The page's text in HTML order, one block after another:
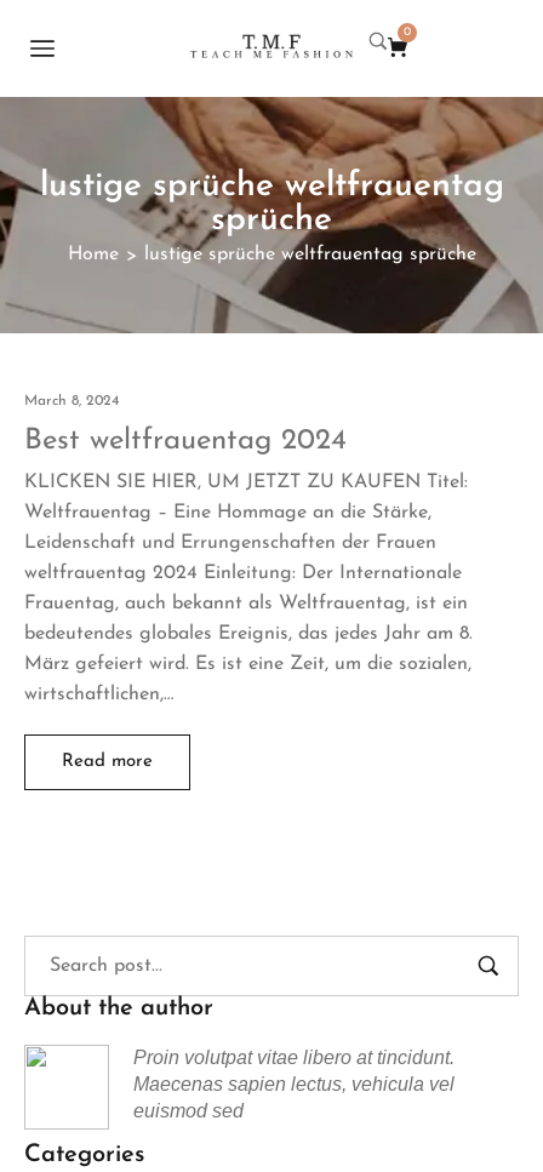
0
lustige sprüche weltfrauentag
sprüche
Home > lustige sprüche weltfrauentag sprüche
March 8, 2024
Best weltfrauentag 2024
KLICKEN SIE HIER, UM JETZT ZU KAUFEN Titel:
Weltfrauentag – Eine Hommage an die Stärke,
Leidenschaft und Errungenschaften der Frauen
weltfrauentag 2024 Einleitung: Der Internationale
Frauentag, auch bekannt als Weltfrauentag, ist ein
bedeutendes globales Ereignis, das jedes Jahr am 8.
März gefeiert wird. Es ist eine Zeit, um die sozialen,
wirtschaftlichen,…
Read more
About the author
Proin volutpat vitae libero at tincidunt.
Maecenas sapien lectus, vehicula vel
euismod sed
Categories